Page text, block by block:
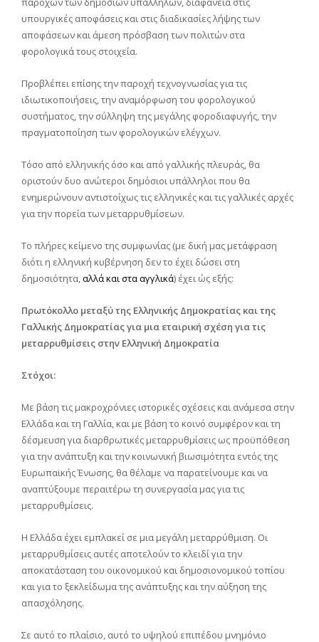
υπουργικές αποφάσεις και στις διαδικασίες λήψης των
αποφάσεων και άμεση πρόσβαση των πολιτών στα
φορολογικά τους στοιχεία.
Προβλέπει επίσης την παροχή τεχνογνωσίας για τις
ιδιωτικοποιήσεις, την αναμόρφωση του φορολογικού
συστήματος, την σύλληψη της μεγάλης φοροδιαφυγής, την
πραγματοποίηση των φορολογικών ελέγχων.
Τόσο από ελληνικής όσο και από γαλλικής πλευράς, θα
οριστούν δυο ανώτεροι δημόσιοι υπάλληλοι που θα
ενημερώνουν αντιστοίχως τις ελληνικές και τις γαλλικές αρχές
για την πορεία των μεταρρυθμίσεων.
Το πλήρες κείμενο της συμφωνίας (με δική μας μετάφραση
διότι η ελληνική κυβέρνηση δεν το έχει δώσει στη
δημοσιότητα,αλλά και στα αγγλικά) έχει ώς εξής:
Πρωτόκολλο μεταξύ της Ελληνικής Δημοκρατίας και της
Γαλλικής Δημοκρατίας για μια εταιρική σχέση για τις
μεταρρυθμίσεις στην Ελληνική Δημοκρατία
Στόχοι:
Με βάση τις μακροχρόνιες ιστορικές σχέσεις και ανάμεσα στην
Ελλάδα και τη Γαλλία, και με βάση το κοινό συμφέρον και τη
δέσμευση για διαρθρωτικές μεταρρυθμίσεις ως προϋπόθεση
για την ανάπτυξη και την κοινωνική βιωσιμότητα εντός της
Ευρωπαϊκής Ένωσης, θα θέλαμε να παρατείνουμε και να
αναπτύξουμε περαιτέρω τη συνεργασία μας για τις
μεταρρυθμίσεις.
Η Ελλάδα έχει εμπλακεί σε μια μεγάλη μεταρρύθμιση. Οι
μεταρρυθμίσεις αυτές αποτελούν το κλειδί για την
αποκατάσταση του οικονομικού και δημοσιονομικού τοπίου
και για το ξεκλείδωμα της ανάπτυξης και την αύξηση της
απασχόλησης.
Σε αυτό το πλαίσιο, αυτό το υψηλού επιπέδου μνημόνιο